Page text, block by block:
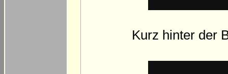
Kurz hinter der